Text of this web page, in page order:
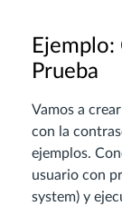
Ejemplo:
Prueba
Vamos a
con la
ejemplos.
usuario con
system) y